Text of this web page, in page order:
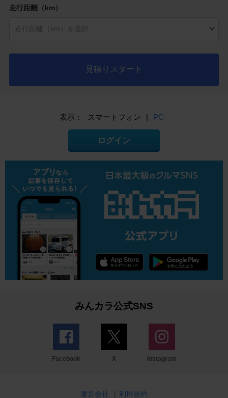
走行距離（km）
見積りスタート
表示： スマートフォン | PC
ログイン
みんカラ公式SNS
Facebook X Instagram
運営会社 | 利用規約